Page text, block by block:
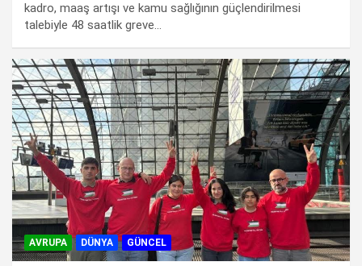
kadro, maaş artışı ve kamu sağlığının güçlendirilmesi
talebiyle 48 saatlik greve…
AVRUPA DÜNYA GÜNCEL